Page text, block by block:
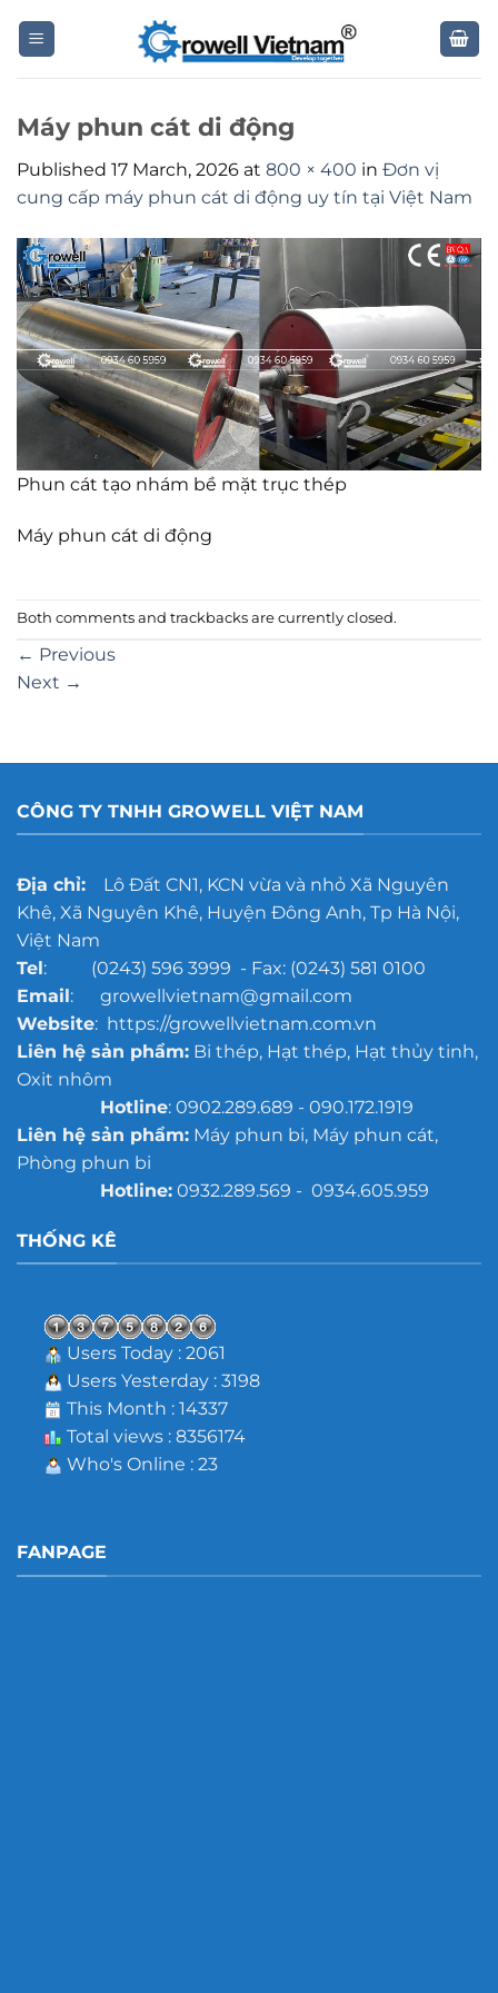
Máy phun cát di động
Published 17 March, 2026 at 800 × 400 in Đơn vị
cung cấp máy phun cát di động uy tín tại Việt Nam
Phun cát tạo nhám bề mặt trục thép
Máy phun cát di động
Both comments and trackbacks are currently closed.
← Previous
Next →
CÔNG TY TNHH GROWELL VIỆT NAM
Địa chỉ:Lô Đất CN1, KCN vừa và nhỏ Xã Nguyên
Khê, Xã Nguyên Khê, Huyện Đông Anh, Tp Hà Nội,
Việt Nam
Tel: (0243) 596 3999 - Fax: (0243) 581 0100
Email: growellvietnam@gmail.com
Website: https://growellvietnam.com.vn
Liên hệ sản phẩm:Bi thép, Hạt thép, Hạt thủy tinh,
Oxit nhôm
Hotline: 0902.289.689 - 090.172.1919
Liên hệ sản phẩm:Máy phun bi, Máy phun cát,
Phòng phun bi
Hotline:0932.289.569 - 0934.605.959
THỐNG KÊ
Users Today : 2061
Users Yesterday : 3198
This Month : 14337
Total views : 8356174
Who's Online : 23
FANPAGE